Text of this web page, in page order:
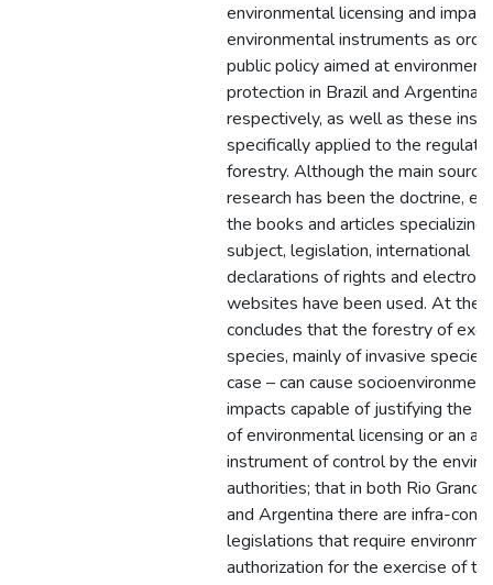
environmental licensing and
environmental instruments as
public policy aimed at
protection in Brazil and Argentina
respectively, as well as these
specifically applied to the
forestry. Although the main
research has been the doctrine,
the books and articles specializing
subject, legislation, international
declarations of rights and
websites have been used. At the
concludes that the forestry of
species, mainly of invasive
case – can cause
impacts capable of justifying the
of environmental licensing or an
instrument of control by the
authorities; that in both Rio
and Argentina there are infra-
legislations that require
authorization for the exercise of